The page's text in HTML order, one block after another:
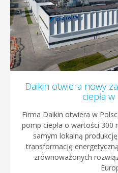
Daikin otwiera nowy
ciepła
Firma Daikin otwiera w
pomp ciepła o wartości
samym lokalną
transformację
zrównoważonych